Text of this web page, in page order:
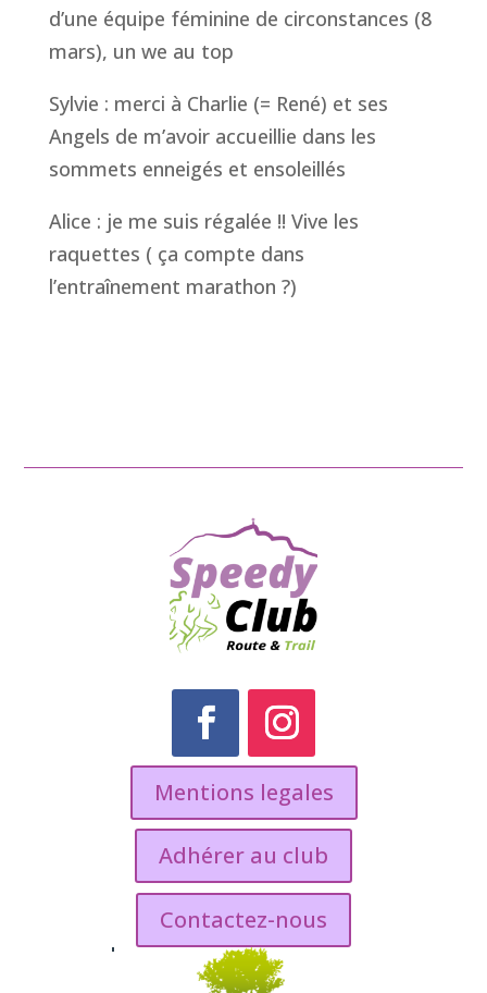
d’une équipe féminine de circonstances (8
mars), un we au top
Sylvie : merci à Charlie (= René) et ses
Angels de m’avoir accueillie dans les
sommets enneigés et ensoleillés
Alice : je me suis régalée !! Vive les
raquettes ( ça compte dans
l’entraînement marathon ?)
Mentions legales
Adhérer au club
Contactez-nous